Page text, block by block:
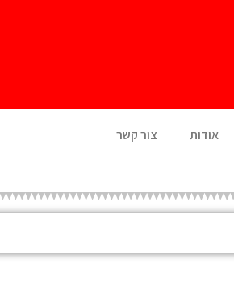
אודות צור קשר